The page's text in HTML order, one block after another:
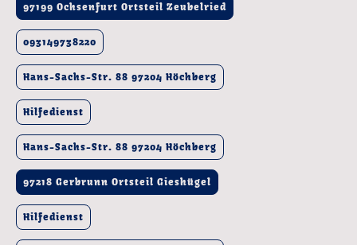
97199 Ochsenfurt Ortsteil Zeubelried
093149738220
Hans-Sachs-Str. 88 97204 Höchberg
Hilfedienst
Hans-Sachs-Str. 88 97204 Höchberg
97218 Gerbrunn Ortsteil Gieshügel
Hilfedienst